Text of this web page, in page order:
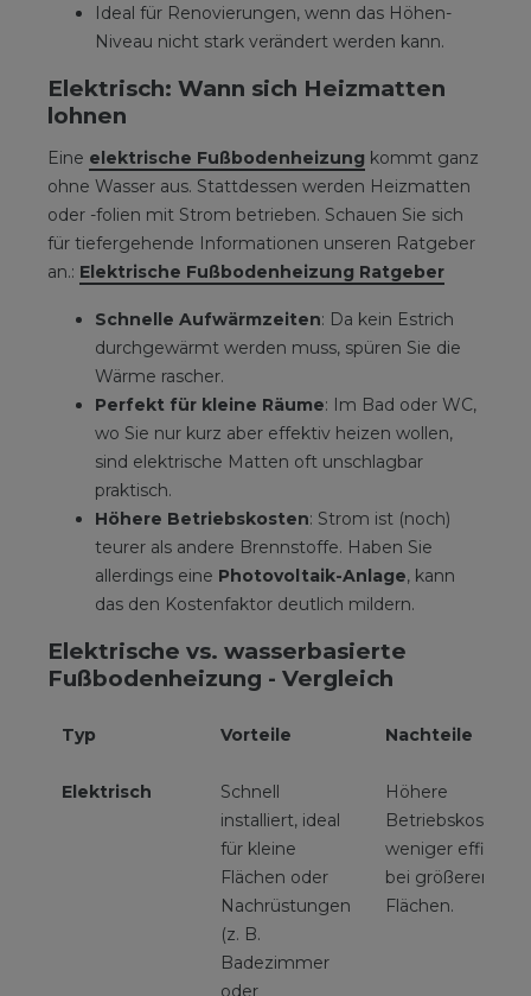
Ideal für Renovierungen, wenn das Höhen-
Niveau nicht stark verändert werden kann.
Elektrisch: Wann sich Heizmatten
lohnen
Eine elektrische Fußbodenheizung kommt ganz
ohne Wasser aus. Stattdessen werden Heizmatten
oder -folien mit Strom betrieben. Schauen Sie sich
für tiefergehende Informationen unseren Ratgeber
an.: Elektrische Fußbodenheizung Ratgeber
Schnelle Aufwärmzeiten: Da kein Estrich
durchgewärmt werden muss, spüren Sie die
Wärme rascher.
Perfekt für kleine Räume: Im Bad oder WC,
wo Sie nur kurz aber effektiv heizen wollen,
sind elektrische Matten oft unschlagbar
praktisch.
Höhere Betriebskosten: Strom ist (noch)
teurer als andere Brennstoffe. Haben Sie
allerdings eine Photovoltaik-Anlage, kann
das den Kostenfaktor deutlich mildern.
Elektrische vs. wasserbasierte
Fußbodenheizung - Vergleich
Typ Vorteile Nachteile
Elektrisch
Schnell
installiert, ideal
für kleine
Flächen oder
Nachrüstungen
(z. B.
Badezimmer
oder
Höhere
Betriebskosten,
weniger effizient
bei größeren
Flächen.